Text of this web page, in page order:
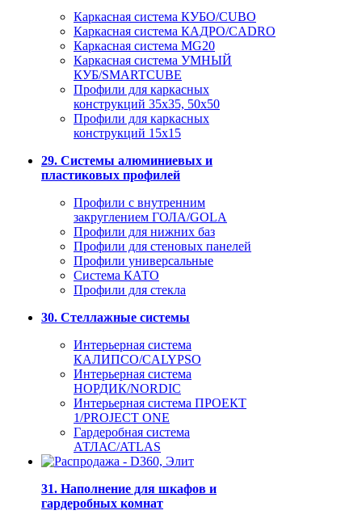
Каркасная система КУБО/CUBO
Каркасная система КАДРО/CADRO
Каркасная система MG20
Каркасная система УМНЫЙ
КУБ/SMARTCUBE
Профили для каркасных
конструкций 35x35, 50x50
Профили для каркасных
конструкций 15х15
29. Системы алюминиевых и
пластиковых профилей
Профили с внутренним
закруглением ГОЛА/GOLA
Профили для нижних баз
Профили для стеновых панелей
Профили универсальные
Система КАТО
Профили для стекла
30. Стеллажные системы
Интерьерная система
КАЛИПСО/CALYPSO
Интерьерная система
НОРДИК/NORDIC
Интерьерная система ПРОЕКТ
1/PROJECT ONE
Гардеробная система
АТЛАС/ATLAS
31. Наполнение для шкафов и
гардеробных комнат